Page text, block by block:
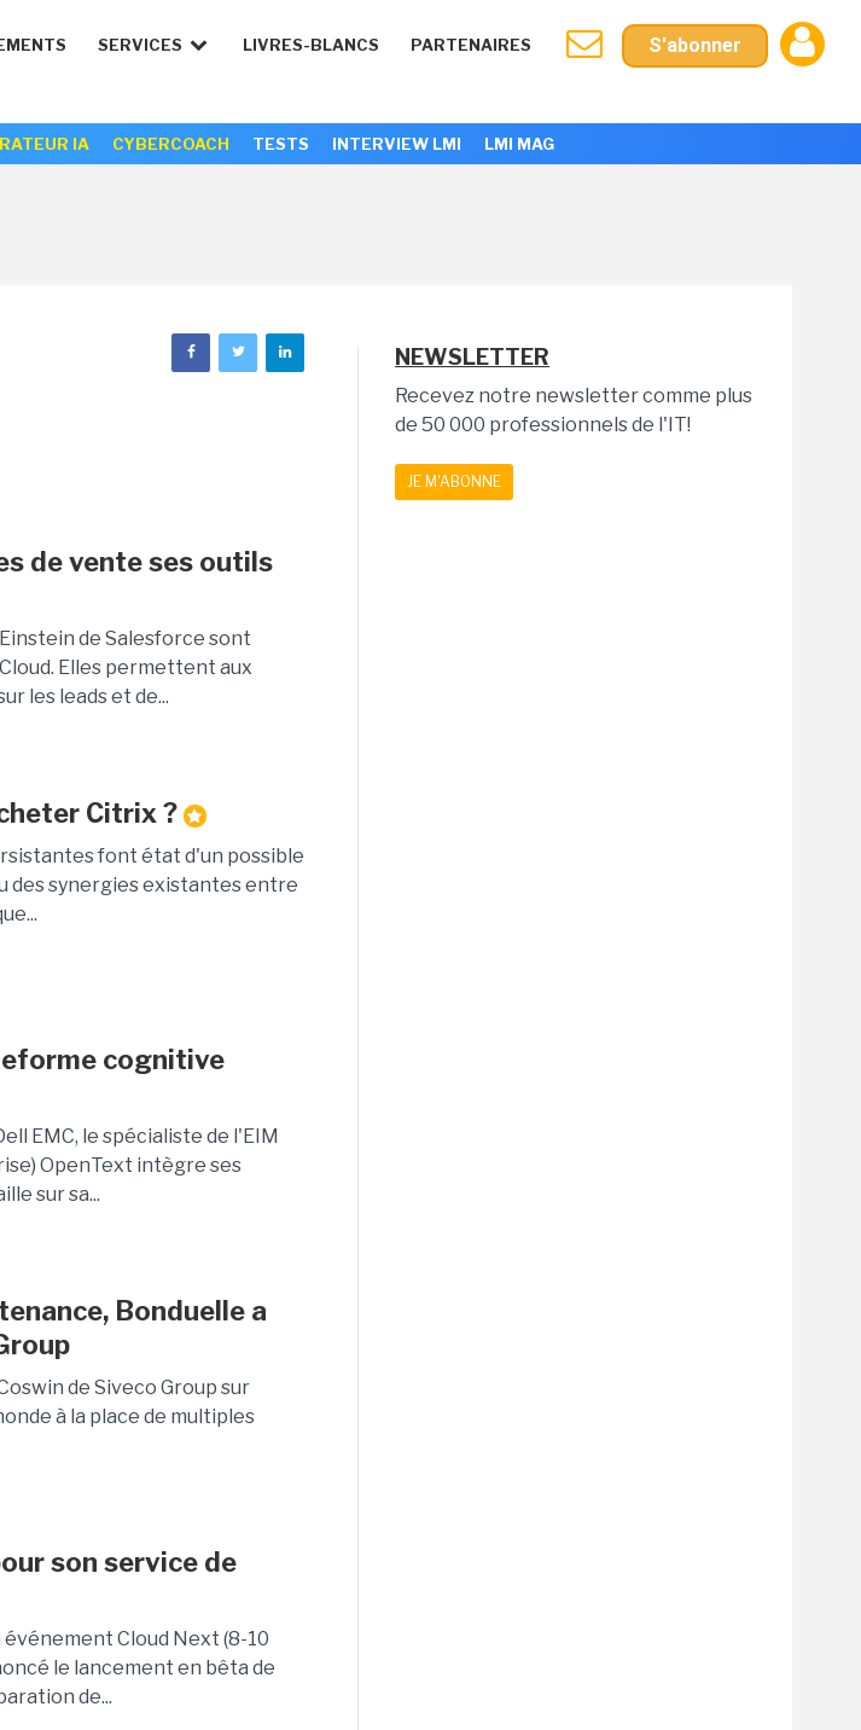
SERVICES LIVRES-BLANCS PARTENAIRES S'abonner
IA CYBERCOACH TESTS INTERVIEW LMI LMI MAG
de vente ses outils
de Salesforce sont
Elles permettent aux
les leads et de...
Citrix ?
font état d'un possible
des synergies existantes entre
cognitive
EMC, le spécialiste de l'EIM
OpenText intègre ses
sur sa...
Bonduelle a
de Siveco Group sur
à la place de multiples
son service de
événement Cloud Next (8-10
le lancement en bêta de
de...
NEWSLETTER
Recevez notre newsletter comme plus
de 50 000 professionnels de l'IT!
JE M'ABONNE